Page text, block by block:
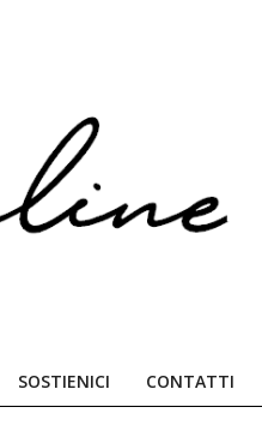
Primary
SOSTIENICI CONTATTI